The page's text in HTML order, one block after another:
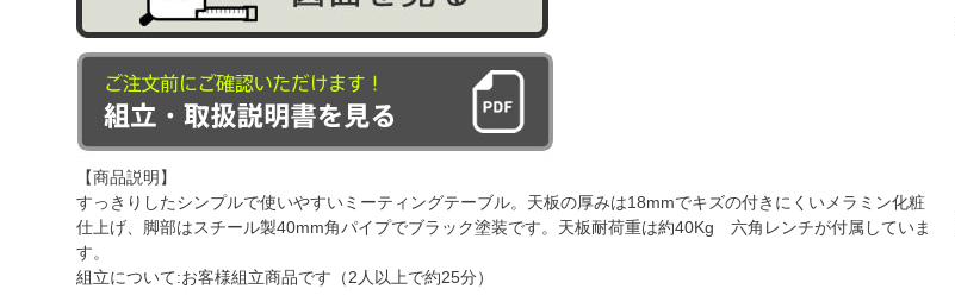
【商品説明】
すっきりしたシンプルで使いやすいミーティングテーブル。天板の厚みは18mmでキズの付きにくいメラミン化粧
仕上げ、脚部はスチール製40mm角パイプでブラック塗装です。天板耐荷重は約40Kg 六角レンチが付属していま
す。
組立について:お客様組立商品です（2人以上で約25分）